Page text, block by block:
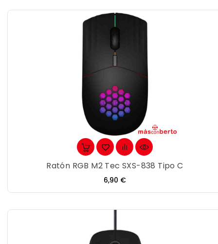
Ratón RGB M2 Tec SXS-838 Tipo C
Precio
6,90 €